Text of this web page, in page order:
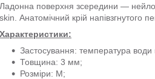
Ладонна поверхня зсередини —
skin. Анатомічний крій напівзгнутого
Характеристики:
Застосування: температура води
Товщина: 3 мм;
Розміри: M;